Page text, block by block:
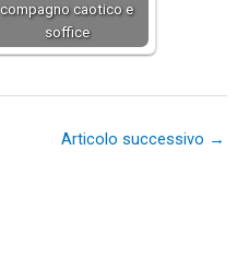
compagno caotico e
soffice
Articolo successivo →